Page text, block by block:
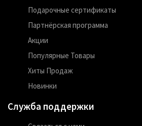
Подарочные сертификаты
Партнёрская программа
Акции
Популярные Товары
Хиты Продаж
Новинки
Служба поддержки